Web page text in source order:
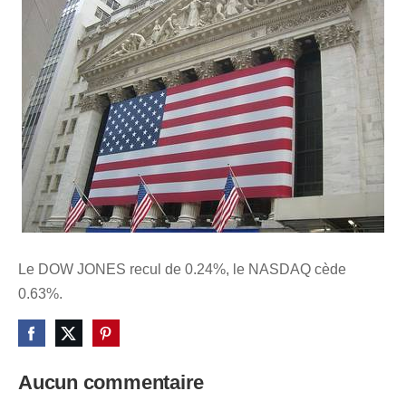
Le DOW JONES recul de 0.24%, le NASDAQ cède
0.63%.
Aucun commentaire